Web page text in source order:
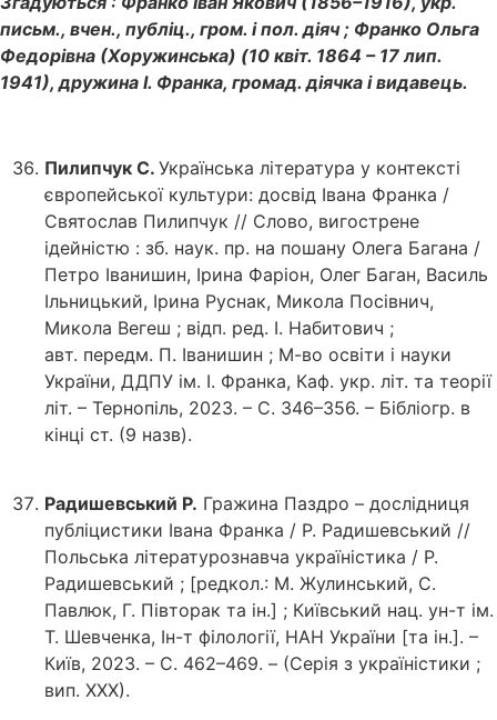
письм., вчен., публіц., гром. і пол. діяч ; Франко Ольга
Федорівна (Хоружинська) (10 квіт. 1864 – 17 лип.
1941), дружина І. Франка, громад. діячка і видавець.
Пилипчук С. Українська література у контексті
європейської культури: досвід Івана Франка /
Святослав Пилипчук // Слово, вигострене
ідейністю : зб. наук. пр. на пошану Олега Багана /
Петро Іванишин, Ірина Фаріон, Олег Баган, Василь
Ільницький, Ірина Руснак, Микола Посівнич,
Микола Вегеш ; відп. ред. І. Набитович ;
авт. передм. П. Іванишин ; М-во освіти і науки
України, ДДПУ ім. І. Франка, Каф. укр. літ. та теорії
літ. – Тернопіль, 2023. – С. 346–356. – Бібліогр. в
кінці ст. (9 назв).
Радишевський Р. Гражина Паздро – дослідниця
публіцистики Івана Франка / Р. Радишевський //
Польська літературознавча україністика / Р.
Радишевський ; [редкол.: М. Жулинський, С.
Павлюк, Г. Півторак та ін.] ; Київський нац. ун-т ім.
Т. Шевченка, Ін-т філології, НАН України [та ін.]. –
Київ, 2023. – С. 462–469. – (Серія з україністики ;
вип. ХХХ).